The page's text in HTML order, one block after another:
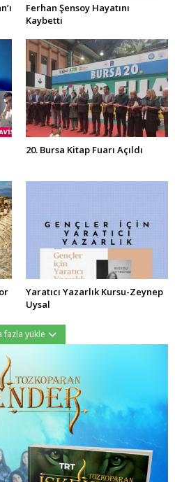
Ferhan Şensoy Hayatını
Kaybetti
20. Bursa Kitap Fuarı Açıldı
Yaratıcı Yazarlık Kursu-Zeynep
Uysal
fazla yükle